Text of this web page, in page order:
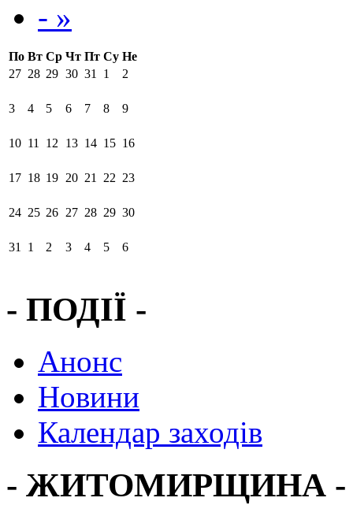
- »
По Вт Ср Чт Пт Су Не
27 28 29 30 31 1 2
3 4 5 6 7 8 9
10 11 12 13 14 15 16
17 18 19 20 21 22 23
24 25 26 27 28 29 30
31 1 2 3 4 5 6
- ПОДІЇ -
Анонс
Новини
Календар заходів
- ЖИТОМИРЩИНА -